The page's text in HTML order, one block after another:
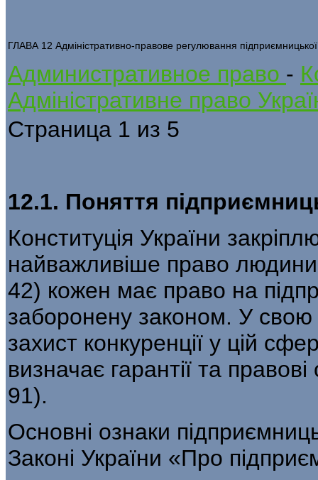
ГЛАВА 12 Адміністративно-правове регулювання підприємницької
Административное право -
Адміністративне право
Страница 1 из 5
12.1. Поняття
Конституція України
найважливіше право людини
42) кожен має право на
заборонену законом. У
захист конкуренції у цій
визначає гарантії та
91).
Основні ознаки
Законі Ук­раїни «Про